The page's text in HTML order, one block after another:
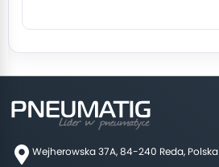
Wejherowska 37A, 84-240 Reda, Polska